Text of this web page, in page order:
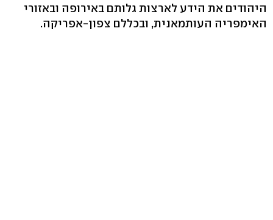
היהודים את הידע לארצות גלותם באירופה ובאזורי
האימפריה העותמאנית, ובכללם צפון-אפריקה.